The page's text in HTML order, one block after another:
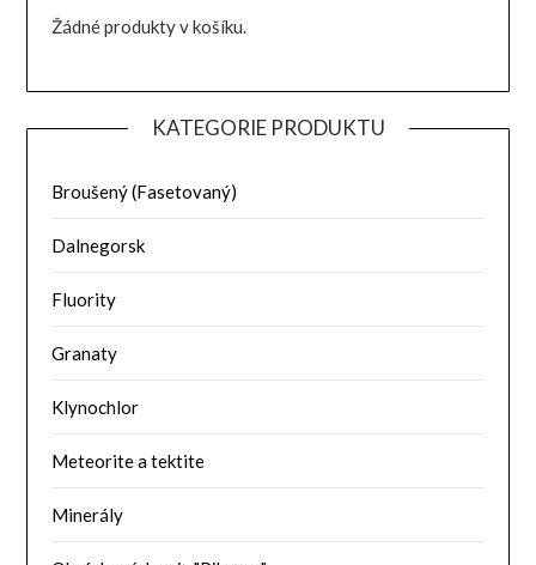
Žádné produkty v košíku.
KATEGORIE PRODUKTU
Broušený (Fasetovaný)
Dalnegorsk
Fluority
Granaty
Klynochlor
Meteorite a tektite
Minerály